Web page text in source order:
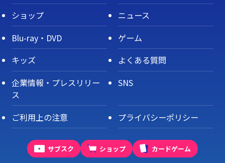
ショップ
ニュース
Blu-ray・DVD
ゲーム
キッズ
よくある質問
企業情報・プレスリリー
ス
SNS
ご利用上の注意 プライバシーポリシー
サブスク ショップ カードゲーム